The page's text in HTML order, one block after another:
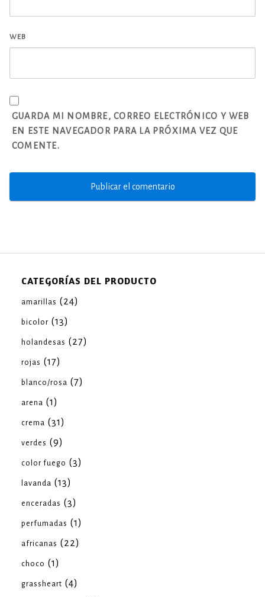
WEB
GUARDA MI NOMBRE, CORREO ELECTRÓNICO Y WEB
EN ESTE NAVEGADOR PARA LA PRÓXIMA VEZ QUE
COMENTE.
CATEGORÍAS DEL PRODUCTO
amarillas (24)
bicolor (13)
holandesas (27)
rojas (17)
blanco/rosa (7)
arena (1)
crema (31)
verdes (9)
color fuego (3)
lavanda (13)
enceradas (3)
perfumadas (1)
africanas (22)
choco (1)
grassheart (4)